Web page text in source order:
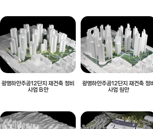
광명하안주공12단지 재건축 정비
사업 B안
광명하안주공12단지 재건축 정비
사업 원안